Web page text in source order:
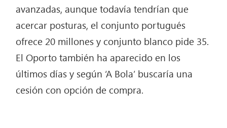
avanzadas, aunque todavía tendrían que
acercar posturas, el conjunto portugués
ofrece 20 millones y conjunto blanco pide 35.
El Oporto también ha aparecido en los
últimos días y según ‘A Bola’ buscaría una
cesión con opción de compra.